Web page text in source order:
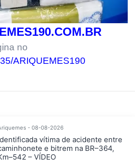
no
ARIQUEMES190
- 08-08-2026
vítima de acidente entre
e bitrem na BR–364,
– VÍDEO